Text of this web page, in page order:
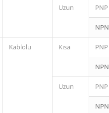
Uzun PNP
NPN
Kablolu Kısa PNP
NPN
Uzun PNP
NPN